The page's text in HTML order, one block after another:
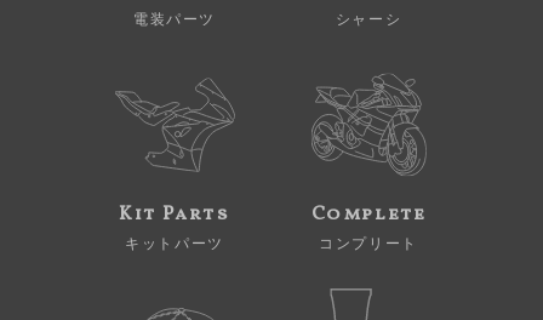
電装パーツ シャーシ
Kit Parts
キットパーツ
Complete
コンプリート